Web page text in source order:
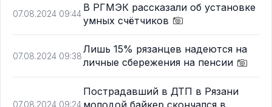
07.08.2024 09:44
В РГМЭК рассказали об установке
умных счётчиков
07.08.2024 09:38
Лишь 15% рязанцев надеются на
личные сбережения на пенсии
07.08.2024 09:24
Пострадавший в ДТП в Рязани
молодой байкер скончался в